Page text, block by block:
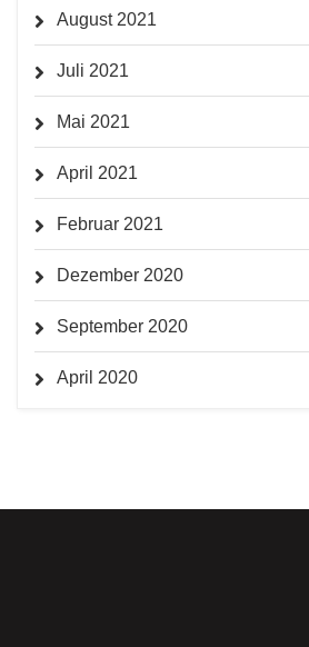
August 2021
Juli 2021
Mai 2021
April 2021
Februar 2021
Dezember 2020
September 2020
April 2020